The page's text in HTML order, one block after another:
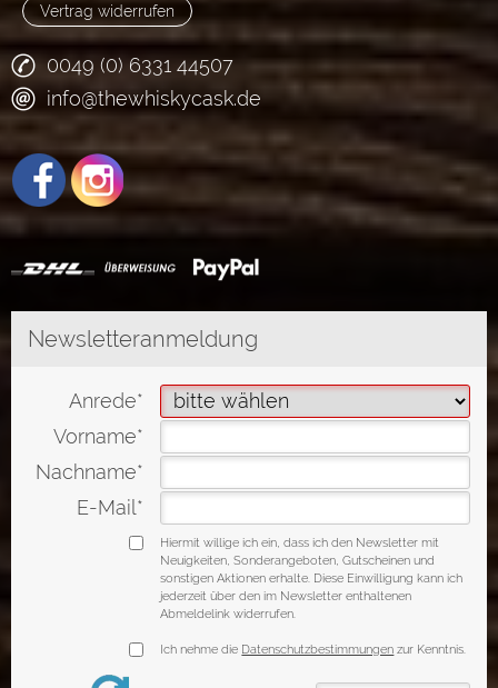
Vertrag widerrufen
0049 (0) 6331 44507
info@thewhiskycask.de